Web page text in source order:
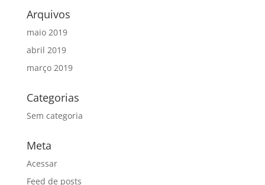
Arquivos
maio 2019
abril 2019
março 2019
Categorias
Sem categoria
Meta
Acessar
Feed de posts